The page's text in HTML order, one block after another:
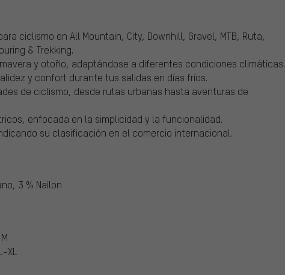
ciclismo en All Mountain, City, Downhill, Gravel, MTB, Ruta,
& Trekking.
y otoño, adaptándose a diferentes condiciones climáticas.
y confort durante tus salidas en días fríos.
de ciclismo, desde rutas urbanas hasta aventuras de
enfocada en la simplicidad y la funcionalidad.
su clasificación en el comercio internacional.
3 % Nailon
XL